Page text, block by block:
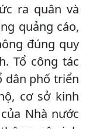
ra quân và
quảng cáo,
đúng quy
Tổ công tác
dân phố triển
cơ sở kinh
Nhà nước